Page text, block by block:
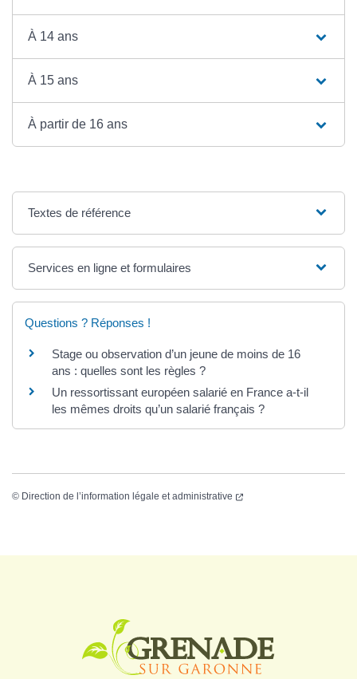
À 14 ans
À 15 ans
À partir de 16 ans
Textes de référence
Services en ligne et formulaires
Questions ? Réponses !
Stage ou observation d’un jeune de moins de 16
ans : quelles sont les règles ?
Un ressortissant européen salarié en France a-t-il
les mêmes droits qu’un salarié français ?
© Direction de l’information légale et administrative